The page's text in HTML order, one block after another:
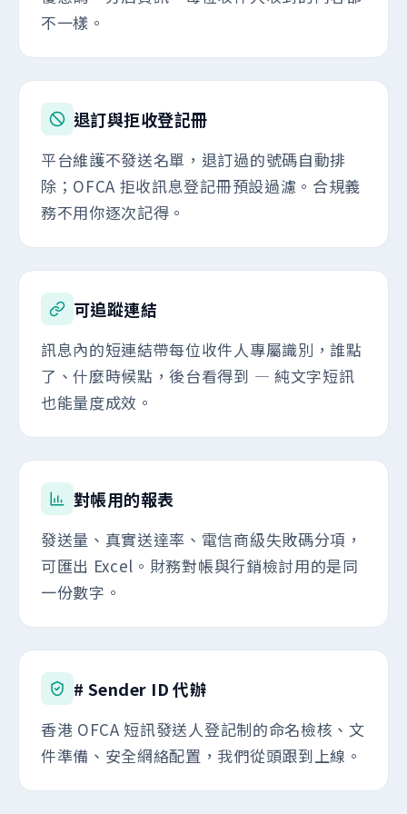
不一樣。
退訂與拒收登記冊
平台維護不發送名單，退訂過的號碼自動排
除；OFCA 拒收訊息登記冊預設過濾。合規義
務不用你逐次記得。
可追蹤連結
訊息內的短連結帶每位收件人專屬識別，誰點
了、什麼時候點，後台看得到 — 純文字短訊
也能量度成效。
對帳用的報表
發送量、真實送達率、電信商級失敗碼分項，
可匯出 Excel。財務對帳與行銷檢討用的是同
一份數字。
# Sender ID 代辦
香港 OFCA 短訊發送人登記制的命名檢核、文
件準備、安全網絡配置，我們從頭跟到上線。